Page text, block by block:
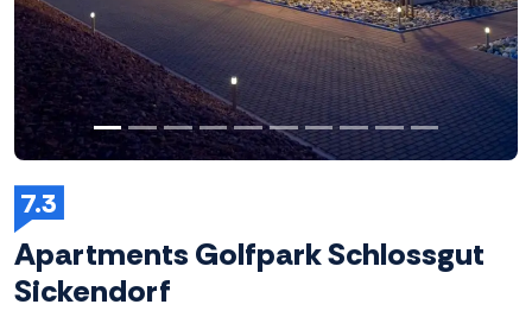
7.3
Apartments Golfpark Schlossgut
Sickendorf